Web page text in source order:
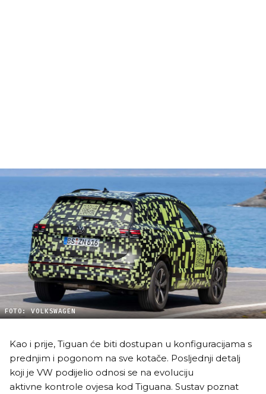
FOTO: VOLKSWAGEN
Kao i prije, Tiguan će biti dostupan u konfiguracijama s
prednjim i pogonom na sve kotače. Posljednji detalj
koji je VW podijelio odnosi se na evoluciju
aktivne kontrole ovjesa kod Tiguana. Sustav poznat